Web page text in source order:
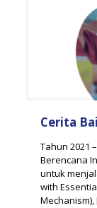
Cerita
Tahun 2021
Berencana
untuk
with
Mechanism),